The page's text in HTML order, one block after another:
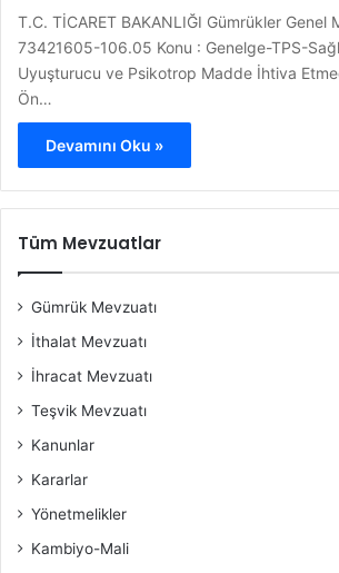
T.C. TİCARET BAKANLIĞI Gümrükler Genel
73421605-106.05 Konu : Genelge-TPS-
Uyuşturucu ve Psikotrop Madde İhtiva
Ön…
Devamını Oku »
Tüm Mevzuatlar
Gümrük Mevzuatı
İthalat Mevzuatı
İhracat Mevzuatı
Teşvik Mevzuatı
Kanunlar
Kararlar
Yönetmelikler
Kambiyo-Mali